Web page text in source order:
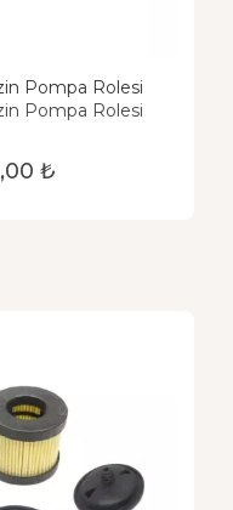
Pompa Rolesi
Pompa Rolesi
₺